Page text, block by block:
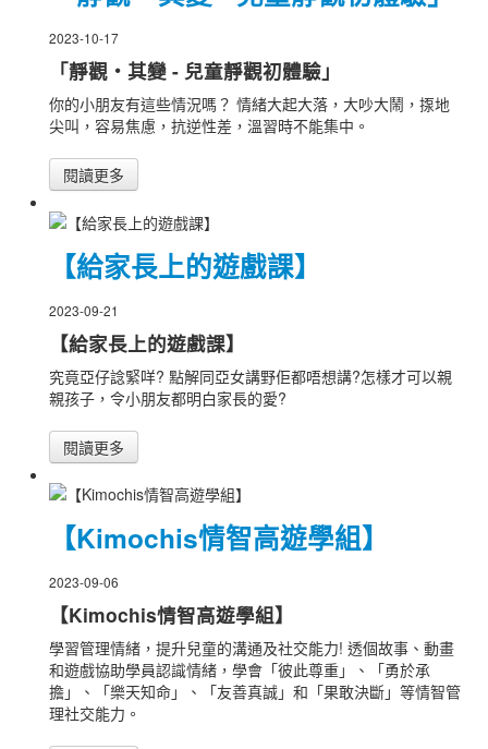
2023-10-17
「靜觀‧其變 - 兒童靜觀初體驗」
你的小朋友有這些情況嗎？ 情緒大起大落，大吵大鬧，揼地
尖叫，容易焦慮，抗逆性差，溫習時不能集中。
閱讀更多
【給家長上的遊戲課】
2023-09-21
【給家長上的遊戲課】
究竟亞仔諗緊咩? 點解同亞女講野佢都唔想講?怎樣才可以親
親孩子，令小朋友都明白家長的愛?
閱讀更多
【Kimochis情智高遊學組】
2023-09-06
【Kimochis情智高遊學組】
學習管理情緒，提升兒童的溝通及社交能力! 透個故事、動畫
和遊戲協助學員認識情緒，學會「彼此尊重」、「勇於承
擔」、「樂天知命」、「友善真誠」和「果敢決斷」等情智管
理社交能力。